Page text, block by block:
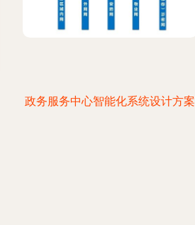
政务服务中心智能化系统设计方案